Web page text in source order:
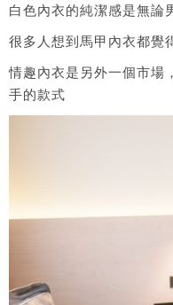
白色內衣的純潔感是無論
很多人想到馬甲內衣都覺
情趣內衣是另外一個市場
手的款式